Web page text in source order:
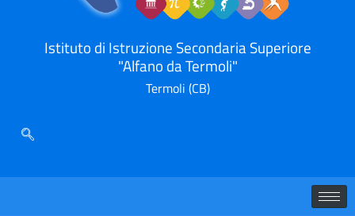
Istituto di Istruzione Secondaria Superiore
"Alfano da Termoli"
Termoli (CB)